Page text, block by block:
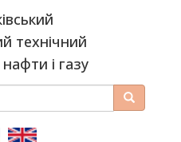
технічний
і газу
Пошук